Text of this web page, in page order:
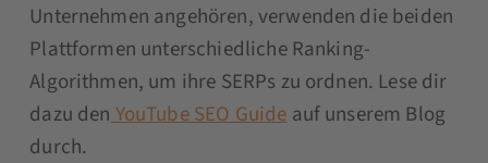
Unternehmen angehören, verwenden die beiden
Plattformen unterschiedliche Ranking-
Algorithmen, um ihre SERPs zu ordnen. Lese dir
dazu denYouTube SEO Guideauf unserem Blog
durch.